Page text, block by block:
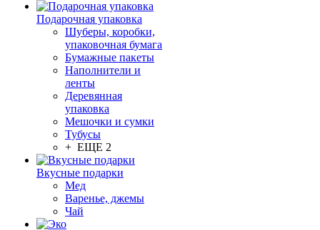
Подарочная упаковка
Шуберы, коробки,
упаковочная бумага
Бумажные пакеты
Наполнители и
ленты
Деревянная
упаковка
Мешочки и сумки
Тубусы
+ ЕЩЕ 2
Вкусные подарки
Мед
Варенье, джемы
Чай